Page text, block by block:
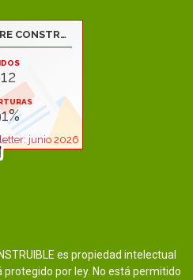
es propiedad intelectual
protegido por ley. No está permitido